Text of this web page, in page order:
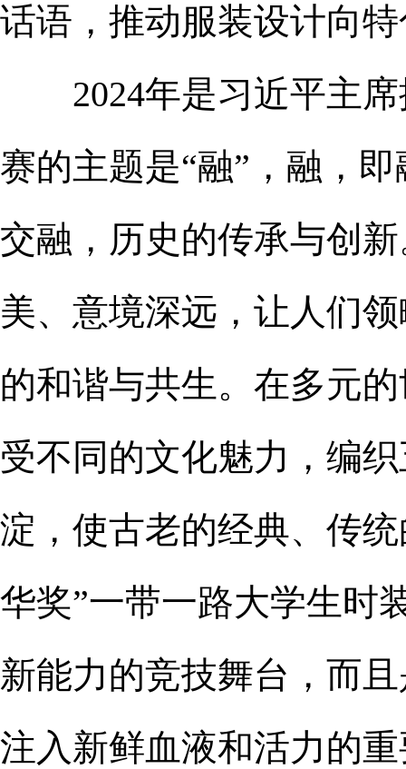
话语，推动服装设计向
2024年是习近平主席
赛的主题是“融”，融，
交融，历史的传承与创
美、意境深远，让人们
的和谐与共生。在多元
受不同的文化魅力，编
淀，使古老的经典、传
华奖”一带一路大学生时
新能力的竞技舞台，而
注入新鲜血液和活力的